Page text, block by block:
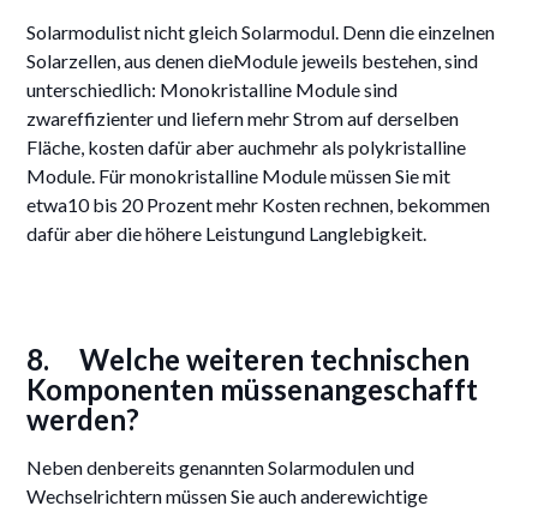
Solarmodulist nicht gleich Solarmodul. Denn die einzelnen
Solarzellen, aus denen dieModule jeweils bestehen, sind
unterschiedlich: Monokristalline Module sind
zwareffizienter und liefern mehr Strom auf derselben
Fläche, kosten dafür aber auchmehr als polykristalline
Module. Für monokristalline Module müssen Sie mit
etwa10 bis 20 Prozent mehr Kosten rechnen, bekommen
dafür aber die höhere Leistungund Langlebigkeit.
8. Welche weiteren technischen
Komponenten müssenangeschafft
werden?
Neben denbereits genannten Solarmodulen und
Wechselrichtern müssen Sie auch anderewichtige